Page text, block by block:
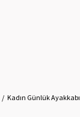
Kadın Günlük Ayakkabı